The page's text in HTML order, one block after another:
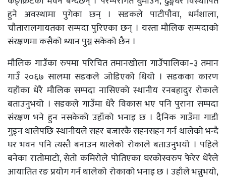
हुने अवस्थामा पुगेका छन् । सडकले पाटीपौवा, धर्मशाला,
चौतारालगायतका सम्पदा पुरिएका छन् । यस्ता मौलिक सम्पदाको
संरक्षणमा कसैको ध्यान पुग्न सकेको छैन ।
मौलिक गाउँका रुपमा परिचित तमानखोला गाउँपालिका–३ तमान
गाउँ २०६७ सालमा सडकले जोडिएको थियो । सडकका कारण
यहाँका धेरै मौलिक सम्पदा नासिएको स्थानीय रनबहादुर रोकाले
बताउनुभयो । सडकले गाउँमा धेरै विकास भए पनि पुराना सम्पदा
संरक्षण भने हुन नसकेको उहाँको भनाइ छ । दैनिक गाउँमा गाडी
गुड्न थालेपछि स्थानीयले सहर बजारकै सहनसहन गर्न थालेको भन्दै
घर भवन पनि त्यस्तै बनाउन थालेको रोकाले बताउनुभयो । पहिले
बनेका रातोमाटो, सेतो कमिरोले पोतिएका घरकोस्वरुप फेरेर धेरैले
आयातित रङ प्रयोग गर्न थालेको रोकाको भनाइ छ । उहाँले भन्नुभयो,